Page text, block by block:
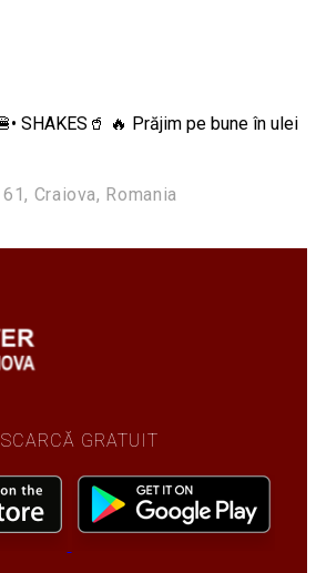
SHAKES🥤 🔥 Prăjim pe bune în ulei
Craiova, Romania
GRATUIT